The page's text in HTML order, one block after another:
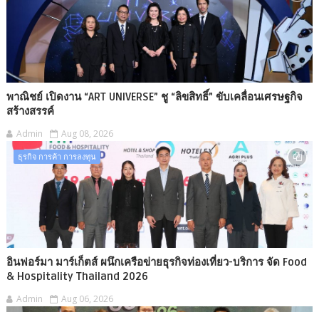
พาณิชย์ เปิดงาน “ART UNIVERSE” ชู “ลิขสิทธิ์” ขับเคลื่อนเศรษฐกิจ
สร้างสรรค์
Admin Aug 08, 2026
ธุรกิจ การค้า การลงทุน
อินฟอร์มา มาร์เก็ตส์ ผนึกเครือข่ายธุรกิจท่องเที่ยว-บริการ จัด Food
& Hospitality Thailand 2026
Admin Aug 06, 2026